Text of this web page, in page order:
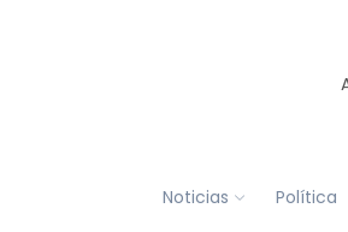
Noticias Política